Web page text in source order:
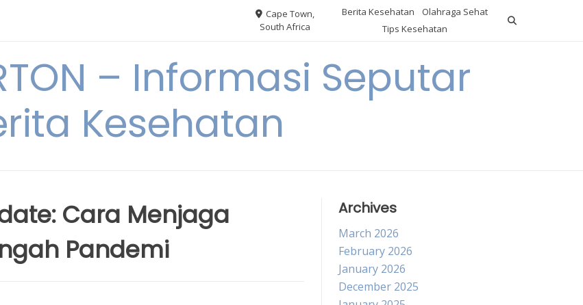
Cape Town,
South Africa
Berita Kesehatan
Olahraga Sehat
Tips Kesehatan
– Informasi Seputar
Kesehatan
Cara Menjaga
Pandemi
Archives
March 2026
February 2026
January 2026
December 2025